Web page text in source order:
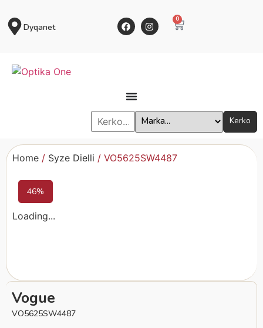
Dyqanet
0
Kerko
Home / Syze Dielli / VO5625SW4487
46%
Loading...
Vogue
VO5625SW4487